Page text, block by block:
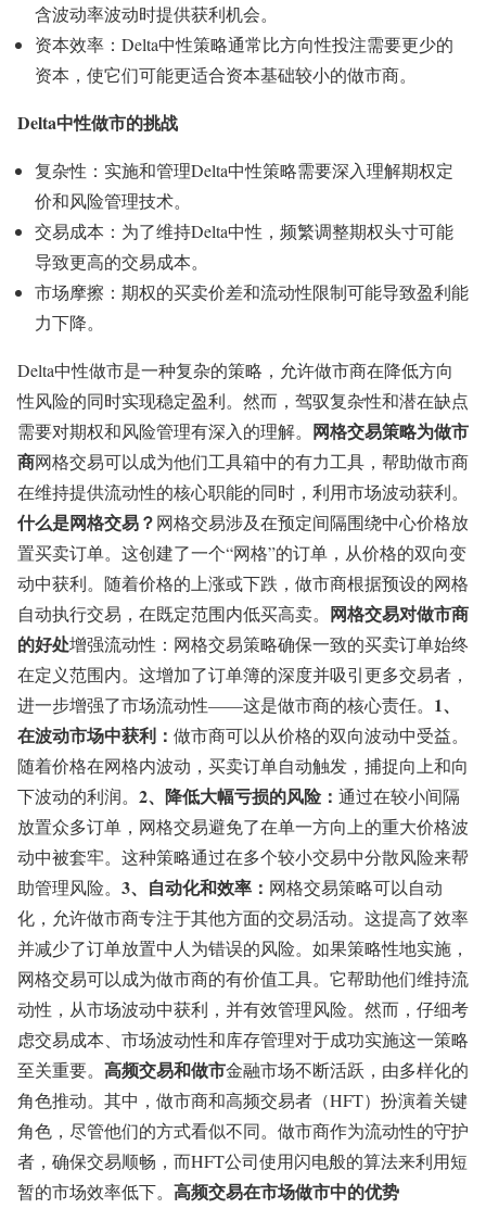
含波动率波动时提供获利机会。
资本效率：Delta中性策略通常比方向性投注需要更少的
资本，使它们可能更适合资本基础较小的做市商。
Delta中性做市的挑战
复杂性：实施和管理Delta中性策略需要深入理解期权定
价和风险管理技术。
交易成本：为了维持Delta中性，频繁调整期权头寸可能
导致更高的交易成本。
市场摩擦：期权的买卖价差和流动性限制可能导致盈利能
力下降。
Delta中性做市是一种复杂的策略，允许做市商在降低方向
性风险的同时实现稳定盈利。然而，驾驭复杂性和潜在缺点
需要对期权和风险管理有深入的理解。 网格交易策略为做市
商网格交易可以成为他们工具箱中的有力工具，帮助做市商
在维持提供流动性的核心职能的同时，利用市场波动获利。
什么是网格交易？网格交易涉及在预定间隔围绕中心价格放
置买卖订单。这创建了一个“网格”的订单，从价格的双向变
动中获利。随着价格的上涨或下跌，做市商根据预设的网格
自动执行交易，在既定范围内低买高卖。 网格交易对做市商
的好处增强流动性：网格交易策略确保一致的买卖订单始终
在定义范围内。这增加了订单簿的深度并吸引更多交易者，
进一步增强了市场流动性——这是做市商的核心责任。 1、
在波动市场中获利： 做市商可以从价格的双向波动中受益。
随着价格在网格内波动，买卖订单自动触发，捕捉向上和向
下波动的利润。 2、降低大幅亏损的风险： 通过在较小间隔
放置众多订单，网格交易避免了在单一方向上的重大价格波
动中被套牢。这种策略通过在多个较小交易中分散风险来帮
助管理风险。 3、自动化和效率： 网格交易策略可以自动
化，允许做市商专注于其他方面的交易活动。这提高了效率
并减少了订单放置中人为错误的风险。如果策略性地实施，
网格交易可以成为做市商的有价值工具。它帮助他们维持流
动性，从市场波动中获利，并有效管理风险。然而，仔细考
虑交易成本、市场波动性和库存管理对于成功实施这一策略
至关重要。 高频交易和做市金融市场不断活跃，由多样化的
角色推动。其中，做市商和高频交易者（HFT）扮演着关键
角色，尽管他们的方式看似不同。做市商作为流动性的守护
者，确保交易顺畅，而HFT公司使用闪电般的算法来利用短
暂的市场效率低下。 高频交易在市场做市中的优势